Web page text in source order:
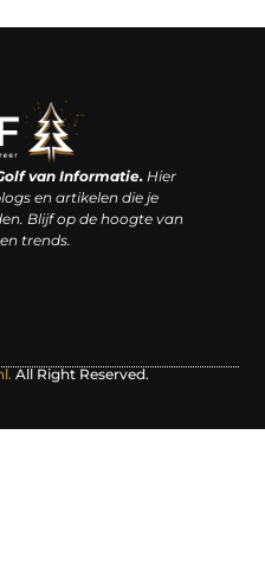
van Informatie.Hier
en artikelen die je
Blijf op de hoogte van
trends.
All Right Reserved.